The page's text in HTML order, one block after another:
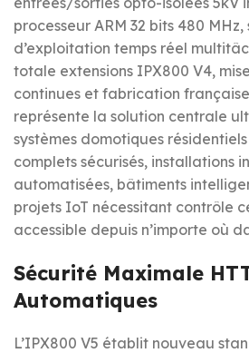
processeur ARM 32 bits 480 MHz,
d’exploitation temps réel
totale extensions IPX800 V4,
continues et fabrication
représente la solution centrale
systèmes domotiques
complets sécurisés, installations
automatisées, bâtiments
projets IoT nécessitant contrôle
accessible depuis n’importe où
Sécurité Maximale
Automatiques
L’IPX800 V5 établit nouveau